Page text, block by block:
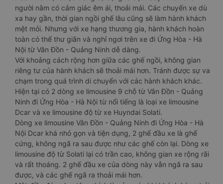
người nằm có cảm giác êm ái, thoải mái. Các chuyến xe dù
xa hay gần, thời gian ngồi ghế lâu cũng sẽ làm hành khách
mệt mỏi. Nhưng với xe hạng thương gia, hành khách hoàn
toàn có thể thư giãn và nghỉ ngơi trên xe đi Ứng Hòa - Hà
Nội từ Vân Đồn - Quảng Ninh dễ dàng.
Với khoảng cách rộng hơn giữa các ghế ngồi, không gian
riêng tư của hành khách sẽ thoải mái hơn. Tránh được sự va
chạm trong quá trình di chuyển với các hành khách khác.
Hiện tại có 2 dòng xe limousine 9 chỗ từ Vân Đồn - Quảng
Ninh đi Ứng Hòa - Hà Nội từ nổi tiếng là loại xe limousine
Dcar và xe limousine độ từ xe Huyndai Solati.
Dòng xe limousine Vân Đồn - Quảng Ninh đi Ứng Hòa - Hà
Nội Dcar khá nhỏ gọn và tiện dụng, 2 ghế đầu xe là ghế
cứng, không ngã ra sau được như các ghế còn lại. Dòng xe
limousine độ từ Solati lại có trần cao, không gian xe rộng rãi
và rất thoáng. 2 ghế đầu xe của dòng này vẫn ngã ra sau
được, và các ghế ngã ra thoải mái hơn.